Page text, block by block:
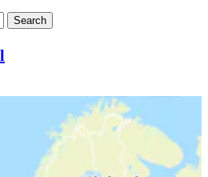
Search